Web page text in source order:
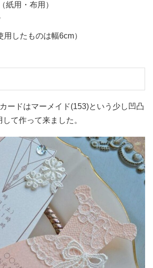
紙用・布用）
用したものは幅6cm）
ードはマーメイド(153)という少し凹凸
て作って来ました。